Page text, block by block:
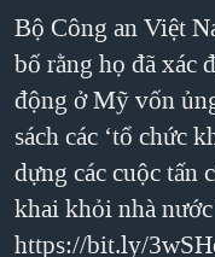
THỂ THAO
GIÁO DỤC
CHI PHÍ CHIẾN
CÁC GIÁ TRỊ CỘNG
THƯỢNG ĐỈNH
TRỊNH VĨNH BÌNH
NGƯ DÂN VIỆT VÀ
Bộ Công an Việt
bố rằng họ đã xác
động ở Mỹ vốn
sách các ‘tổ chức
dựng các cuộc tấn
khai khỏi nhà
https://bit.ly/